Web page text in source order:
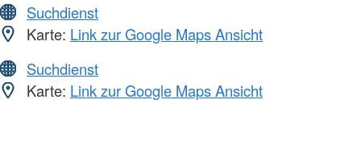
Suchdienst
Karte: Link zur Google Maps Ansicht
Suchdienst
Karte: Link zur Google Maps Ansicht